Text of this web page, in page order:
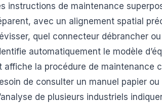
instructions de maintenance
avec un alignement spatial
quel connecteur débrancher
automatiquement le modèle
affiche la procédure de maintenance
de consulter un manuel papier
de plusieurs industriels